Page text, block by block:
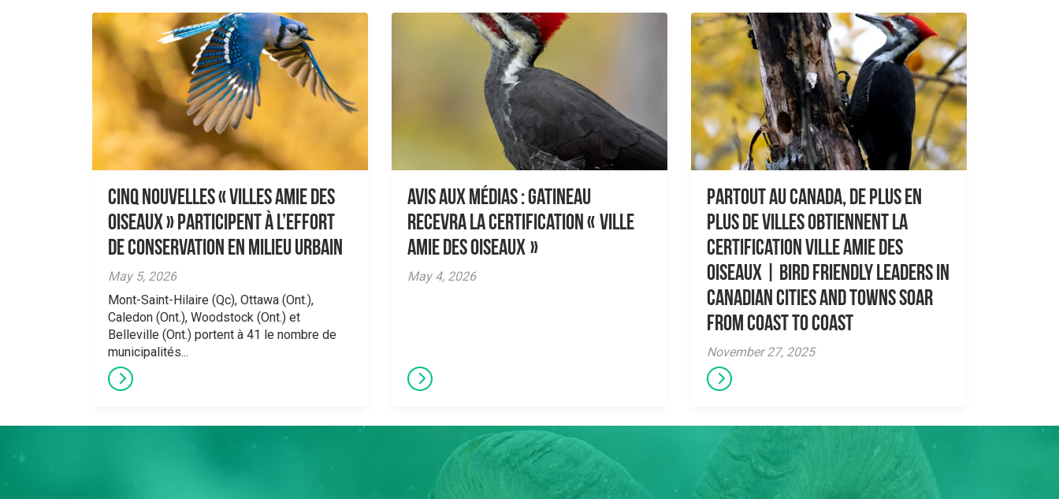
Cinq nouvelles « Villes amie des
oiseaux » participent à l’effort
de conservation en milieu urbain
May 5, 2026
Mont-Saint-Hilaire (Qc), Ottawa (Ont.),
Caledon (Ont.), Woodstock (Ont.) et
Belleville (Ont.) portent à 41 le nombre de
municipalités...
AVIS AUX MÉDIAS : Gatineau
recevra la certification « Ville
amie des oiseaux »
May 4, 2026
Partout au Canada, de plus en
plus de villes obtiennent la
certification Ville amie des
oiseaux | Bird Friendly Leaders in
Canadian Cities and Towns Soar
From Coast to Coast
November 27, 2025